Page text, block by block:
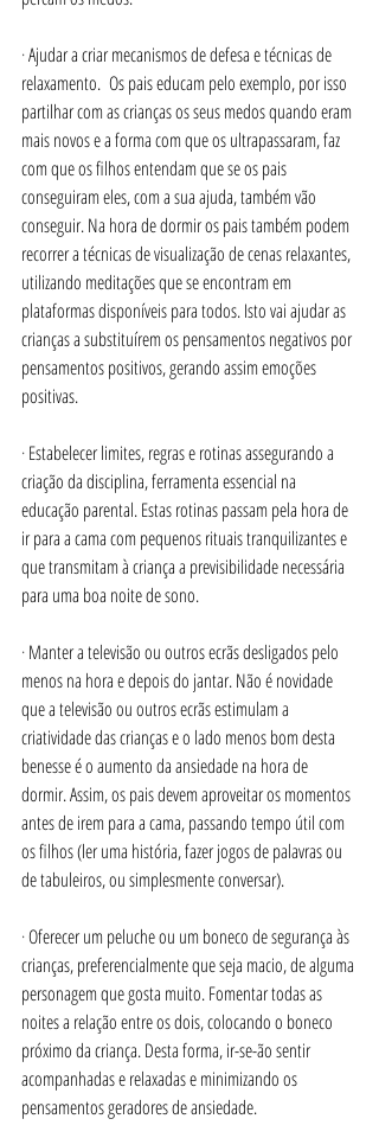
· Ajudar a criar mecanismos de defesa e técnicas de
relaxamento. Os pais educam pelo exemplo, por isso
partilhar com as crianças os seus medos quando eram
mais novos e a forma com que os ultrapassaram, faz
com que os filhos entendam que se os pais
conseguiram eles, com a sua ajuda, também vão
conseguir. Na hora de dormir os pais também podem
recorrer a técnicas de visualização de cenas relaxantes,
utilizando meditações que se encontram em
plataformas disponíveis para todos. Isto vai ajudar as
crianças a substituírem os pensamentos negativos por
pensamentos positivos, gerando assim emoções
positivas.
· Estabelecer limites, regras e rotinas assegurando a
criação da disciplina, ferramenta essencial na
educação parental. Estas rotinas passam pela hora de
ir para a cama com pequenos rituais tranquilizantes e
que transmitam à criança a previsibilidade necessária
para uma boa noite de sono.
· Manter a televisão ou outros ecrãs desligados pelo
menos na hora e depois do jantar. Não é novidade
que a televisão ou outros ecrãs estimulam a
criatividade das crianças e o lado menos bom desta
benesse é o aumento da ansiedade na hora de
dormir. Assim, os pais devem aproveitar os momentos
antes de irem para a cama, passando tempo útil com
os filhos (ler uma história, fazer jogos de palavras ou
de tabuleiros, ou simplesmente conversar).
· Oferecer um peluche ou um boneco de segurança às
crianças, preferencialmente que seja macio, de alguma
personagem que gosta muito. Fomentar todas as
noites a relação entre os dois, colocando o boneco
próximo da criança. Desta forma, ir-se-ão sentir
acompanhadas e relaxadas e minimizando os
pensamentos geradores de ansiedade.